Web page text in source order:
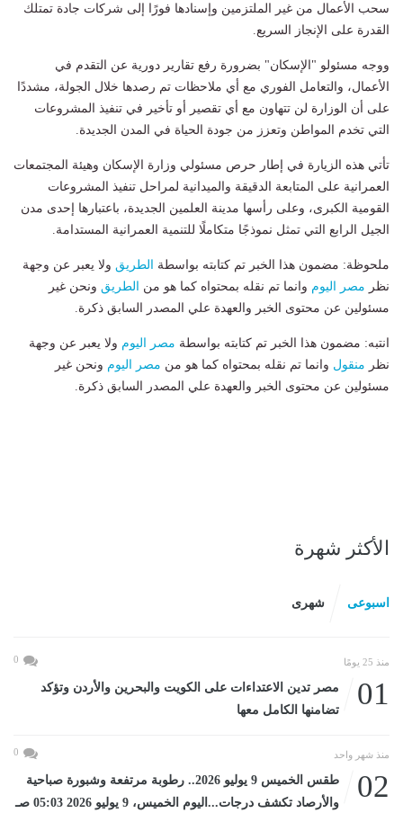
سحب الأعمال من غير الملتزمين وإسنادها فورًا إلى شركات جادة تمتلك
القدرة على الإنجاز السريع.
ووجه مسئولو "الإسكان" بضرورة رفع تقارير دورية عن التقدم في
الأعمال، والتعامل الفوري مع أي ملاحظات تم رصدها خلال الجولة، مشددًا
على أن الوزارة لن تتهاون مع أي تقصير أو تأخير في تنفيذ المشروعات
التي تخدم المواطن وتعزز من جودة الحياة في المدن الجديدة.
تأتي هذه الزيارة في إطار حرص مسئولي وزارة الإسكان وهيئة المجتمعات
العمرانية على المتابعة الدقيقة والميدانية لمراحل تنفيذ المشروعات
القومية الكبرى، وعلى رأسها مدينة العلمين الجديدة، باعتبارها إحدى مدن
الجيل الرابع التي تمثل نموذجًا متكاملًا للتنمية العمرانية المستدامة.
ملحوظة: مضمون هذا الخبر تم كتابته بواسطة الطريق ولا يعبر عن وجهة
نظر مصر اليوم وانما تم نقله بمحتواه كما هو من الطريق ونحن غير
مسئولين عن محتوى الخبر والعهدة علي المصدر السابق ذكرة.
انتبه: مضمون هذا الخبر تم كتابته بواسطة مصر اليوم ولا يعبر عن وجهة
نظر منقول وانما تم نقله بمحتواه كما هو من مصر اليوم ونحن غير
مسئولين عن محتوى الخبر والعهدة علي المصدر السابق ذكرة.
الأكثر شهرة
اسبوعى شهرى
منذ 25 يومًا 0
01
مصر تدين الاعتداءات على الكويت والبحرين والأردن وتؤكد
تضامنها الكامل معها
منذ شهر واحد 0
02
طقس الخميس 9 يوليو 2026.. رطوبة مرتفعة وشبورة صباحية
والأرصاد تكشف درجات...اليوم الخميس، 9 يوليو 2026 05:03 صـ